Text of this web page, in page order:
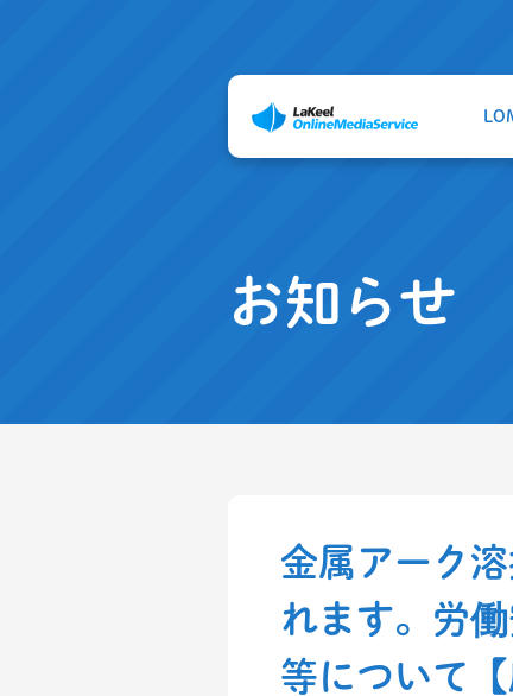
お知らせ
金属アーク
れます。労
等について【